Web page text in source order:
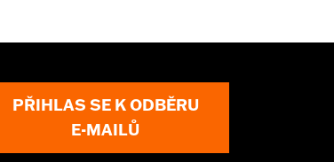
(fall over while
injury in a collision with
PŘIHLAS SE K ODBĚRU
E-MAILŮ